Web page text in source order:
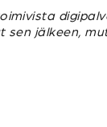
jälkeen,